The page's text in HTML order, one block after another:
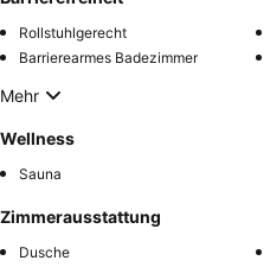
Rollstuhlgerecht
Barrierearmes Badezimmer
Mehr
Wellness
Sauna
Zimmerausstattung
Dusche